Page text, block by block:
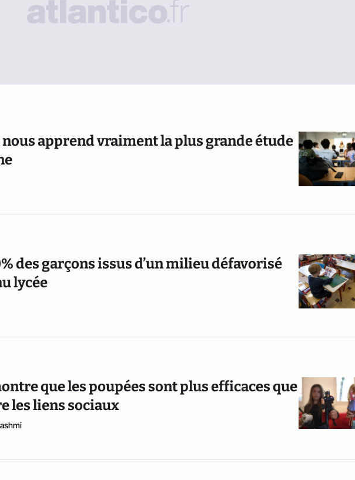
nous apprend vraiment la plus grande étude
des garçons issus d’un milieu défavorisé
lycée
que les poupées sont plus efficaces que
les liens sociaux